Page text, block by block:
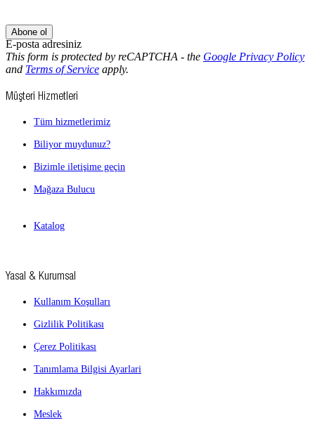
E-posta adresiniz
Abone ol
This form is protected by reCAPTCHA - the Google Privacy Policy
and Terms of Service apply.
Müşteri Hizmetleri
Tüm hizmetlerimiz
Biliyor muydunuz?
Bizimle iletişime geçin
Mağaza Bulucu
Katalog
Yasal & Kurumsal
Kullanım Koşulları
Gizlilik Politikası
Çerez Politikası
Tanımlama Bilgisi Ayarlari
Hakkımızda
Meslek